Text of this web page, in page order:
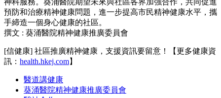
神科服務。葵涌醫院期望未來與社區各界加強合作，共同促進
預防和治療精神健康問題，進一步提高市民精神健康水平，攜
手締造一個身心健康的社區。
撰文 : 葵涌醫院精神健康推廣委員會
[信健康] 社區推廣精神健康，支援資訊要留意！【更多健康資
訊： health.hkej.com】
醫道講健康
葵涌醫院精神健康推廣委員會